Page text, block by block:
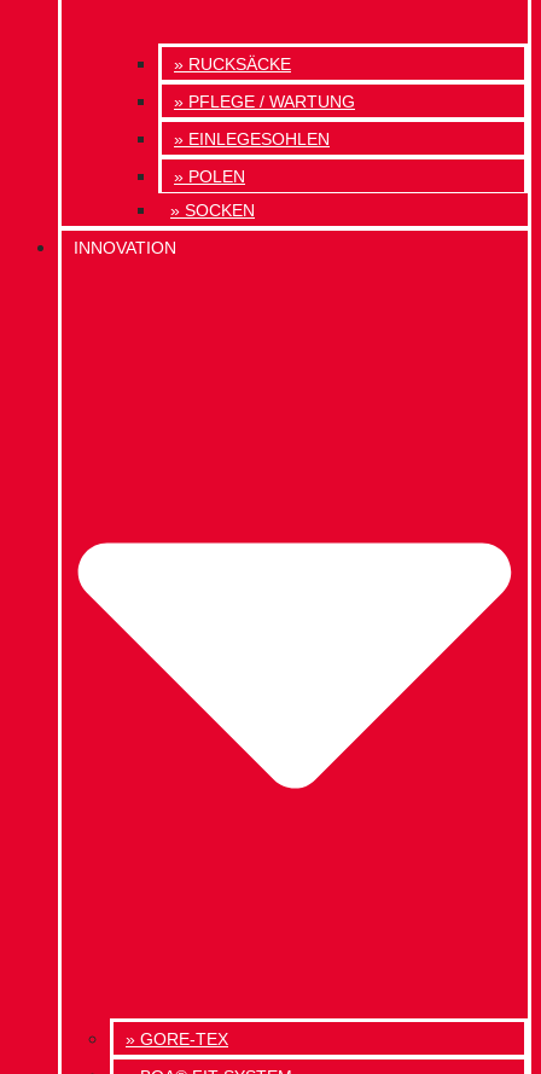
» RUCKSÄCKE
» PFLEGE / WARTUNG
» EINLEGESOHLEN
» POLEN
» SOCKEN
INNOVATION
» GORE-TEX